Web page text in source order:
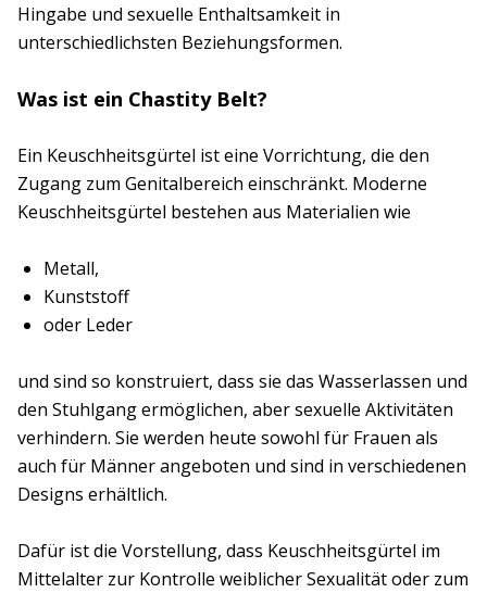
Hingabe und sexuelle Enthaltsamkeit in
unterschiedlichsten Beziehungsformen.
Was ist ein Chastity Belt?
Ein Keuschheitsgürtel ist eine Vorrichtung, die den
Zugang zum Genitalbereich einschränkt. Moderne
Keuschheitsgürtel bestehen aus Materialien wie
Metall,
Kunststoff
oder Leder
und sind so konstruiert, dass sie das Wasserlassen und
den Stuhlgang ermöglichen, aber sexuelle Aktivitäten
verhindern. Sie werden heute sowohl für Frauen als
auch für Männer angeboten und sind in verschiedenen
Designs erhältlich.
Dafür ist die Vorstellung, dass Keuschheitsgürtel im
Mittelalter zur Kontrolle weiblicher Sexualität oder zum